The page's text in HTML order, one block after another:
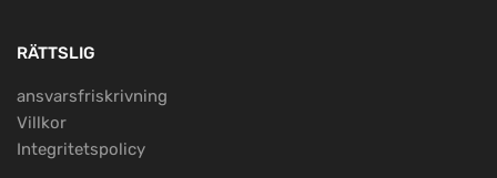
RÄTTSLIG
ansvarsfriskrivning
Villkor
Integritetspolicy